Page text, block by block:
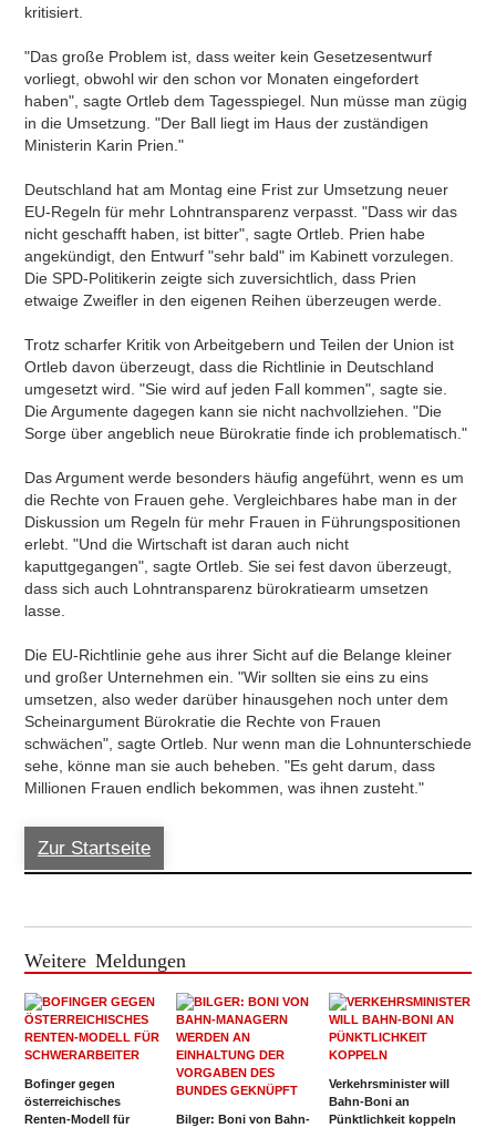
kritisiert.
"Das große Problem ist, dass weiter kein Gesetzesentwurf
vorliegt, obwohl wir den schon vor Monaten eingefordert
haben", sagte Ortleb dem Tagesspiegel. Nun müsse man zügig
in die Umsetzung. "Der Ball liegt im Haus der zuständigen
Ministerin Karin Prien."
Deutschland hat am Montag eine Frist zur Umsetzung neuer
EU-Regeln für mehr Lohntransparenz verpasst. "Dass wir das
nicht geschafft haben, ist bitter", sagte Ortleb. Prien habe
angekündigt, den Entwurf "sehr bald" im Kabinett vorzulegen.
Die SPD-Politikerin zeigte sich zuversichtlich, dass Prien
etwaige Zweifler in den eigenen Reihen überzeugen werde.
Trotz scharfer Kritik von Arbeitgebern und Teilen der Union ist
Ortleb davon überzeugt, dass die Richtlinie in Deutschland
umgesetzt wird. "Sie wird auf jeden Fall kommen", sagte sie.
Die Argumente dagegen kann sie nicht nachvollziehen. "Die
Sorge über angeblich neue Bürokratie finde ich problematisch."
Das Argument werde besonders häufig angeführt, wenn es um
die Rechte von Frauen gehe. Vergleichbares habe man in der
Diskussion um Regeln für mehr Frauen in Führungspositionen
erlebt. "Und die Wirtschaft ist daran auch nicht
kaputtgegangen", sagte Ortleb. Sie sei fest davon überzeugt,
dass sich auch Lohntransparenz bürokratiearm umsetzen
lasse.
Die EU-Richtlinie gehe aus ihrer Sicht auf die Belange kleiner
und großer Unternehmen ein. "Wir sollten sie eins zu eins
umsetzen, also weder darüber hinausgehen noch unter dem
Scheinargument Bürokratie die Rechte von Frauen
schwächen", sagte Ortleb. Nur wenn man die Lohnunterschiede
sehe, könne man sie auch beheben. "Es geht darum, dass
Millionen Frauen endlich bekommen, was ihnen zusteht."
Zur Startseite
Weitere Meldungen
Bofinger gegen
österreichisches
Renten-Modell für
Bilger: Boni von Bahn-
Verkehrsminister will
Bahn-Boni an
Pünktlichkeit koppeln